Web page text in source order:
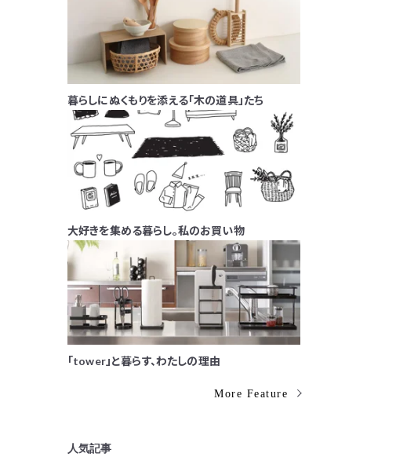
暮らしにぬくもりを添える「木の道具」たち
大好きを集める暮らし。私のお買い物
「tower」と暮らす、わたしの理由
More Feature
人気記事